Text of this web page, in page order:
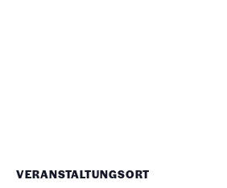
VERANSTALTUNGSORT